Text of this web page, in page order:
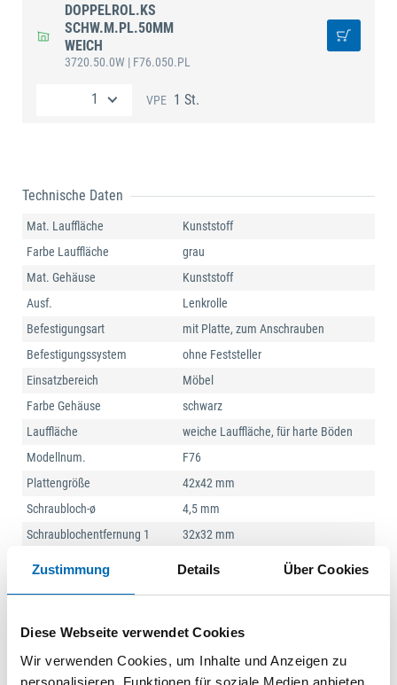
Zustimmung Details Über Cookies
Diese Webseite verwendet Cookies
Wir verwenden Cookies, um Inhalte und Anzeigen zu
personalisieren, Funktionen für soziale Medien anbieten
DOPPELROL.KS
SCHW.M.PL.50MM
WEICH
3720.50.0W | F76.050.PL
VPE 1 St.
Technische Daten
Mat. Lauffläche
Kunststoff
Farbe Lauffläche
grau
Mat. Gehäuse
Kunststoff
Ausf.
Lenkrolle
Befestigungsart
mit Platte, zum Anschrauben
Befestigungssystem
ohne Feststeller
Einsatzbereich
Möbel
Farbe Gehäuse
schwarz
Lauffläche
weiche Lauffläche, für harte Böden
Modellnum.
F76
Plattengröße
42x42 mm
Schraubloch-ø
4,5 mm
Schraublochentfernung 1
32x32 mm